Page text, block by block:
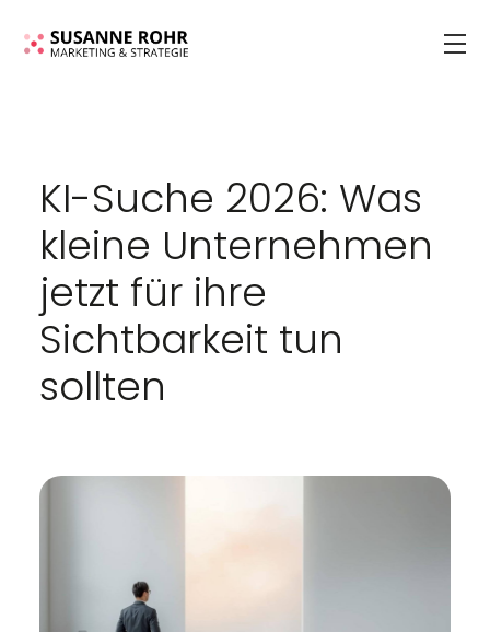
KI-Suche 2026: Was
kleine Unternehmen
jetzt für ihre
Sichtbarkeit tun
sollten